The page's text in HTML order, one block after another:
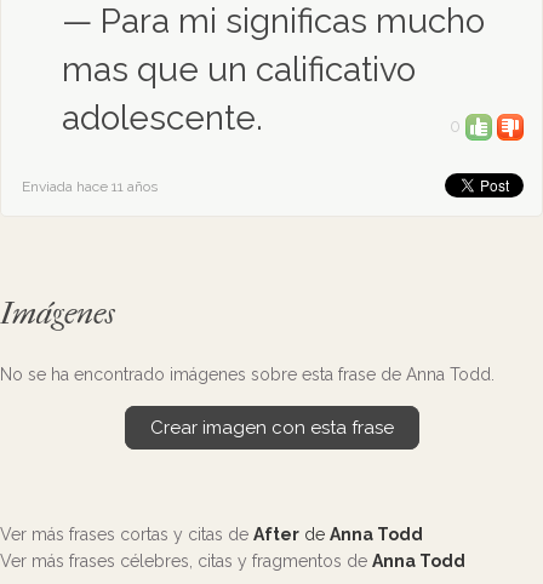
— Para mi significas mucho
mas que un calificativo
adolescente.
0
Enviada hace 11 años
Imágenes
No se ha encontrado imágenes sobre esta frase de Anna Todd.
Crear imagen con esta frase
Ver más frases cortas y citas de After de Anna Todd
Ver más frases célebres, citas y fragmentos de Anna Todd